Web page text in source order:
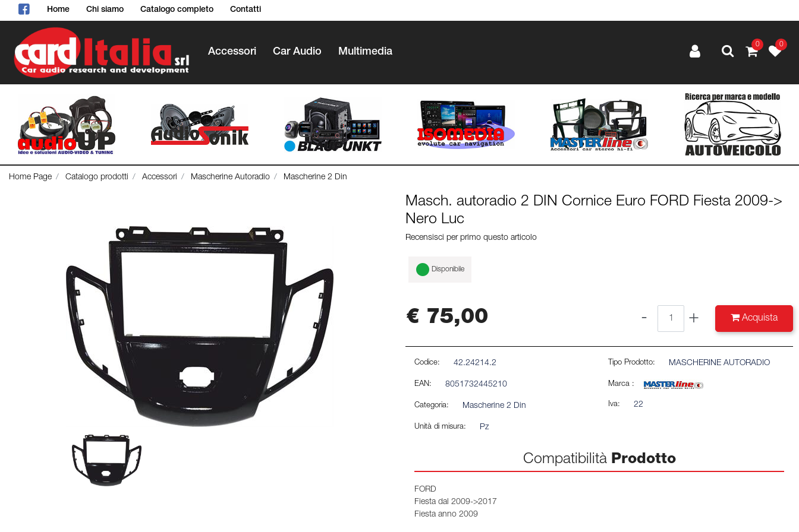
Home Chi siamo Catalogo completo Contatti
Accessori Car Audio Multimedia
0 0
Home Page Catalogo prodotti Accessori Mascherine Autoradio Mascherine 2 Din
Masch. autoradio 2 DIN Cornice Euro FORD Fiesta 2009->
Nero Luc
Recensisci per primo questo articolo
Disponibile
€ 75,00 Acquista
Codice: 42.24214.2
EAN: 8051732445210
Categoria: Mascherine 2 Din
Unità di misura: Pz
Tipo Prodotto: MASCHERINE AUTORADIO
Marca :
Iva: 22
Compatibilità Prodotto
FORD
Fiesta dal 2009->2017
Fiesta anno 2009